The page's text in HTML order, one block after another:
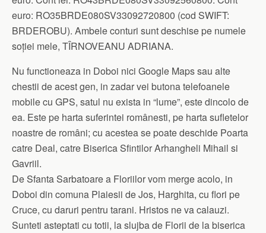
euro: RO35BRDE080SV33092720800 (cod SWIFT:
BRDEROBU). Ambele conturi sunt deschise pe numele
soției mele, TÎRNOVEANU ADRIANA.
Nu functioneaza in Doboi nici Google Maps sau alte
chestii de acest gen, in zadar vei butona telefoanele
mobile cu GPS, satul nu exista in “lume”, este dincolo de
ea. Este pe harta suferintei românesti, pe harta sufletelor
noastre de români; cu acestea se poate deschide Poarta
catre Deal, catre Biserica Sfintilor Arhangheli Mihail si
Gavriil.
De Sfanta Sarbatoare a Floriilor vom merge acolo, in
Doboi din comuna Plaiesii de Jos, Harghita, cu flori pe
Cruce, cu daruri pentru tarani. Hristos ne va calauzi.
Sunteti asteptati cu totii, la slujba de Florii de la biserica